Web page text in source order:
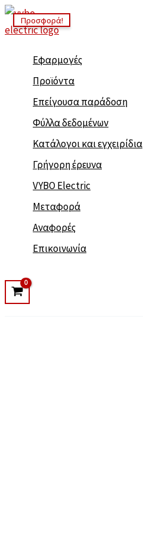
Μετάβαση
στο
Εφαρμογές
Προϊόντα
Επείγουσα παράδοση
Φύλλα δεδομένων
Κατάλογοι και εγχειρίδια
Γρήγορη έρευνα
VYBO Electric
Μεταφορά
Αναφορές
Επικοινωνία
Προσφορά!